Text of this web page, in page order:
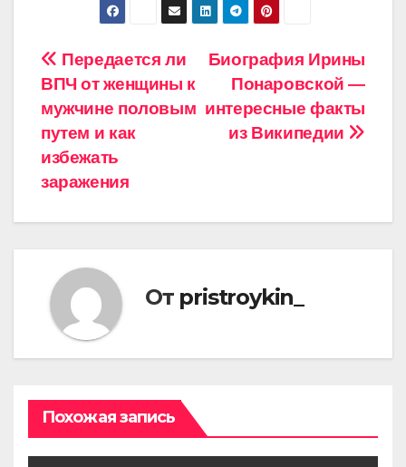
Навигация
по
записям
Биография Ирины
Понаровской —
интересные факты
из Википедии
Передается ли
ВПЧ от женщины к
мужчине половым
путем и как
избежать
заражения
От pristroykin_
Похожая запись